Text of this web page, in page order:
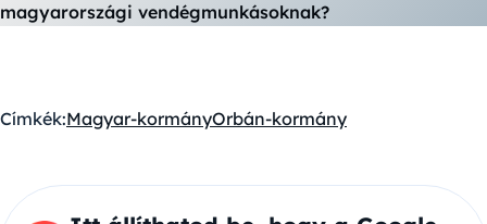
magyarországi vendégmunkásoknak?
Címkék:Magyar-kormányOrbán-kormány